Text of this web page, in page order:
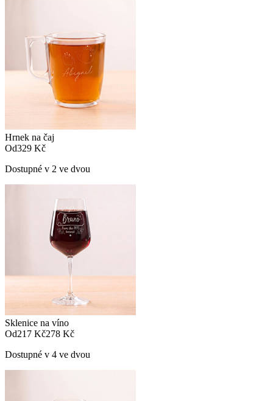
Hrnek na čaj
Od329 Kč
Dostupné v 2 ve dvou
Sklenice na víno
Od217 Kč278 Kč
Dostupné v 4 ve dvou